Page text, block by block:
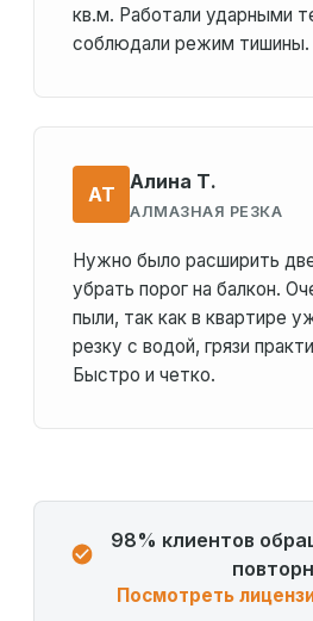
кв.м. Работали ударными
соблюдали режим
АТ
Алина Т.
АЛМАЗНАЯ РЕЗКА
Нужно было расширить
убрать порог на балкон.
пыли, так как в квартире
резку с водой, грязи
Быстро и четко.
98% клиентов
Посмотреть